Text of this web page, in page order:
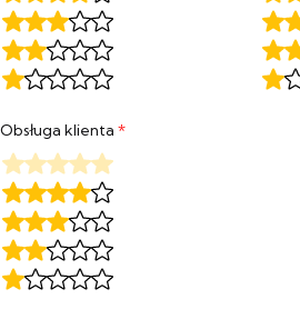
Obsługa klienta *